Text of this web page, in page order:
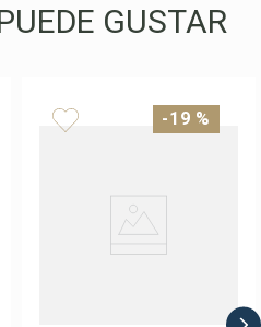
GUSTAR
-19 %